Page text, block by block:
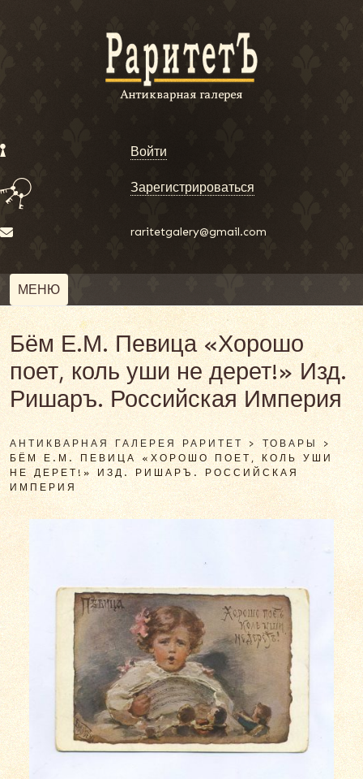
Войти
Зарегистрироваться
raritetgalery@gmail.com
МЕНЮ
Бём Е.М. Певица «Хорошо
поет, коль уши не дерет!» Изд.
Ришаръ. Российская Империя
АНТИКВАРНАЯ ГАЛЕРЕЯ РАРИТЕТ >ТОВАРЫ >
БЁМ Е.М. ПЕВИЦА «ХОРОШО ПОЕТ, КОЛЬ УШИ
НЕ ДЕРЕТ!» ИЗД. РИШАРЪ. РОССИЙСКАЯ
ИМПЕРИЯ